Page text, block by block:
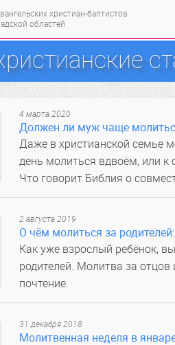
христиан-баптистов
областей
4 марта 2020
Должен ли муж чаще
Даже в христианской семье
день молиться вдвоём, или к
Что говорит Библия о
2 августа 2019
О чём молиться за
Как уже взрослый ребёнок,
родителей. Молитва за
почтение.
31 декабря 2018
Молитвенная неделя в